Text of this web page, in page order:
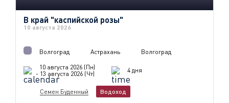
В край "каспийской розы"
10 августа 2026
Волгоград Астрахань
Волгоград
10 августа 2026 (Пн)
- 13 августа 2026 (Чт)
4 дня
Семен Буденный Водоход